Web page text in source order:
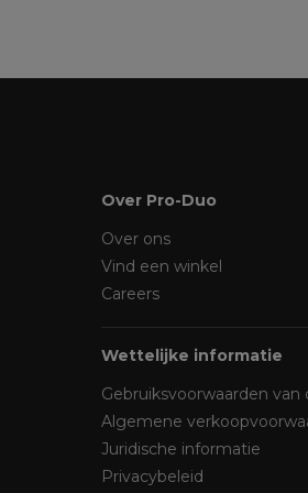
Over Pro-Duo
Over ons
Vind een winkel
Careers
Wettelijke informatie
Gebruiksvoorwaarden van
Algemene
Juridische informatie
Privacybeleid